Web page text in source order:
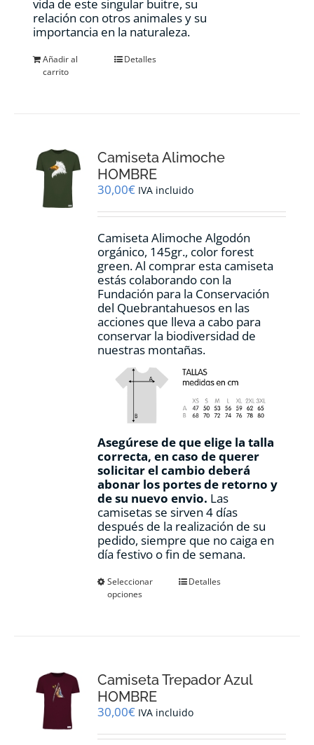
vida de este singular buitre, su
relación con otros animales y su
importancia en la naturaleza.
Añadir al
carrito
Detalles
Camiseta Alimoche
HOMBRE
30,00€ IVA incluido
Camiseta Alimoche Algodón
orgánico, 145gr., color forest
green. Al comprar esta camiseta
estás colaborando con la
Fundación para la Conservación
del Quebrantahuesos en las
acciones que lleva a cabo para
conservar la biodiversidad de
nuestras montañas.
Asegúrese de que elige la talla
correcta, en caso de querer
solicitar el cambio deberá
abonar los portes de retorno y
de su nuevo envio. Las
camisetas se sirven 4 días
después de la realización de su
pedido, siempre que no caiga en
día festivo o fin de semana.
Seleccionar
opciones
Este
se
elegir
la
Detalles
Camiseta Trepador Azul
HOMBRE
30,00€ IVA incluido